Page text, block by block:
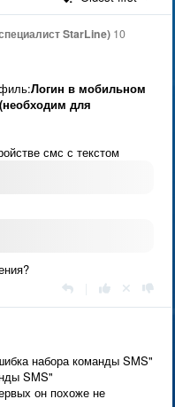
StarLine) 10
Логин в мобильном
для
смс с текстом
набора команды SMS"
SMS"
он похоже не